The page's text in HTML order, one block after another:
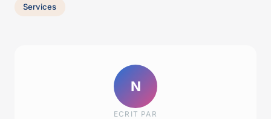
Services
N
ECRIT PAR